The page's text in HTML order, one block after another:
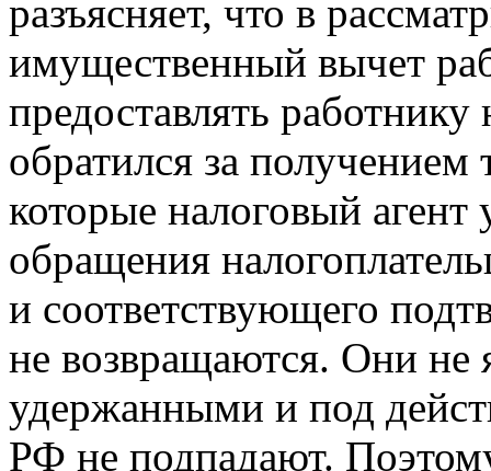
разъясняет, что в
имущественный вычет
предоставлять
обратился за
которые налоговый
обращения
и соответствующего
не возвращаются. Они не
удержанными и под
РФ не подпадают.